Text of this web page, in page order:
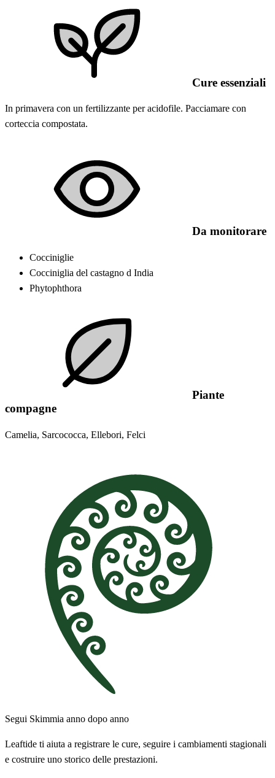
Cure essenziali
In primavera con un fertilizzante per acidofile. Pacciamare con
corteccia compostata.
Da monitorare
Cocciniglie
Cocciniglia del castagno d India
Phytophthora
Piante
compagne
Camelia, Sarcococca, Ellebori, Felci
Segui Skimmia anno dopo anno
Leaftide ti aiuta a registrare le cure, seguire i cambiamenti stagionali
e costruire uno storico delle prestazioni.